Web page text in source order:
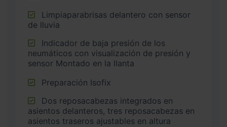
de lluvia
neumáticos con visualización de presión y
sensor Montado en la llanta
Preparación Isofix
asientos delanteros, tres reposacabezas en
asientos traseros ajustables en altura